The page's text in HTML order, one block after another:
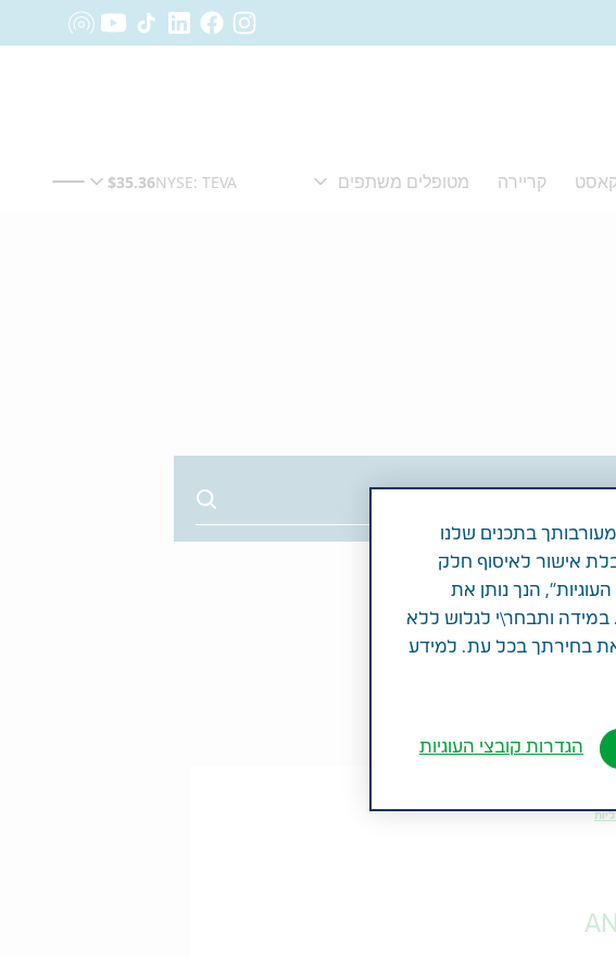
329מוצרים
בתכנים שלנו
אישור לאיסוף חלק
הנך נותן את
במידה ותבחר\י לגלוש ללא
את בחירתך בכל עת. למידע
הגדרות קובצי העוגיות